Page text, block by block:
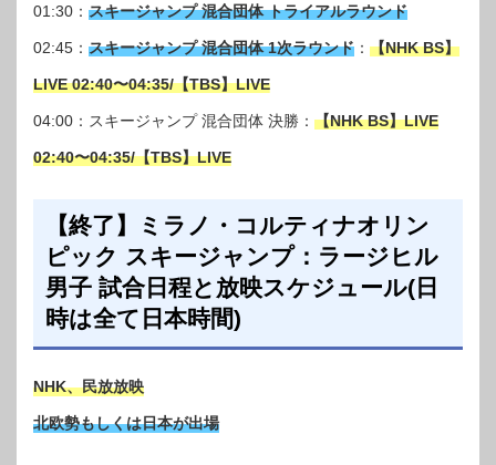
01:30： スキージャンプ 混合団体 トライアルラウンド
02:45： スキージャンプ 混合団体 1次ラウンド ： 【NHK BS】
LIVE 02:40〜04:35/【TBS】LIVE
04:00：スキージャンプ 混合団体 決勝： 【NHK BS】LIVE
02:40〜04:35/【TBS】LIVE
【終了】ミラノ・コルティナオリン
ピック スキージャンプ：ラージヒル
男子 試合日程と放映スケジュール(日
時は全て日本時間)
NHK、民放放映
北欧勢もしくは日本が出場